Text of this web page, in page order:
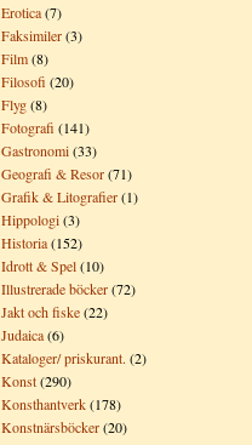
Erotica(7)
Faksimiler(3)
Film(8)
Filosofi (20)
Flyg(8)
Fotografi (141)
Gastronomi(33)
Geografi & Resor(71)
Grafik & Litografier(1)
Hippologi(3)
Historia(152)
Idrott & Spel(10)
Illustrerade böcker(72)
Jakt och fiske(22)
Judaica(6)
Kataloger/ priskurant. (2)
Konst(290)
Konsthantverk(178)
Konstnärsböcker(20)